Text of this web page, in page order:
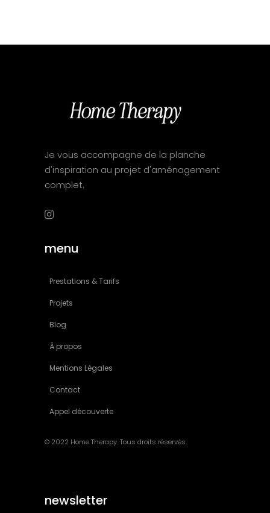
Je vous accompagne de la planche
d'inspiration au projet d'aménagement
complet.
menu
Prestations & Tarifs
Projets
Blog
À propos
Mentions Légales
Contact
Appel découverte
© 2022 Home Therapy. Tous droits réservés.
newsletter